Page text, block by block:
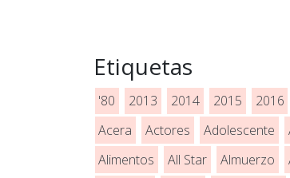
Etiquetas
'80 2013 2014 2015 2016
Acera
Actores Adolescente
Alimentos
All Star Almuerzo